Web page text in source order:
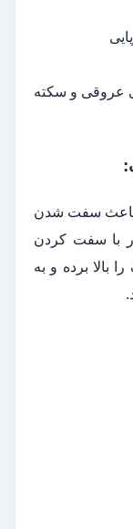
عروقی و سکته
باعث سفت شدن
با سفت کردن
بالا برده و به